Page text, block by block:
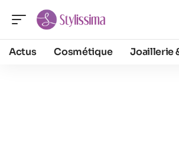
Actus Cosmétique Joaillerie